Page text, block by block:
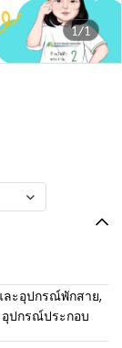
1/1
ะอุปกรณ์พักสาย,
ปกรณ์ประกอบ